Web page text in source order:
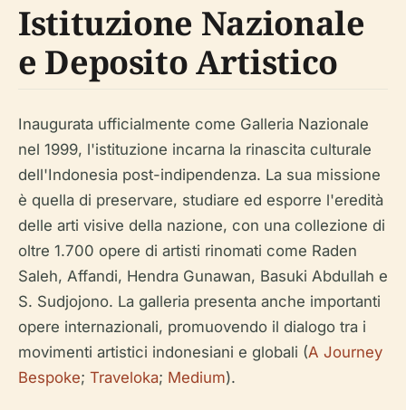
Istituzione Nazionale
e Deposito Artistico
Inaugurata ufficialmente come Galleria Nazionale
nel 1999, l'istituzione incarna la rinascita culturale
dell'Indonesia post-indipendenza. La sua missione
è quella di preservare, studiare ed esporre l'eredità
delle arti visive della nazione, con una collezione di
oltre 1.700 opere di artisti rinomati come Raden
Saleh, Affandi, Hendra Gunawan, Basuki Abdullah e
S. Sudjojono. La galleria presenta anche importanti
opere internazionali, promuovendo il dialogo tra i
movimenti artistici indonesiani e globali (A Journey
Bespoke; Traveloka; Medium).